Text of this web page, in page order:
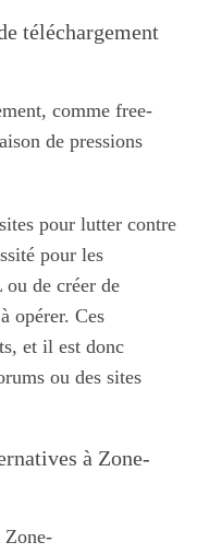
téléchargement
comme free-
de pressions
pour lutter contre
pour les
de créer de
opérer. Ces
et il est donc
ou des sites
à Zone-
Zone-